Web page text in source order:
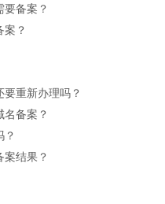
要备案？
案？
要重新办理吗？
名备案？
？
案结果？